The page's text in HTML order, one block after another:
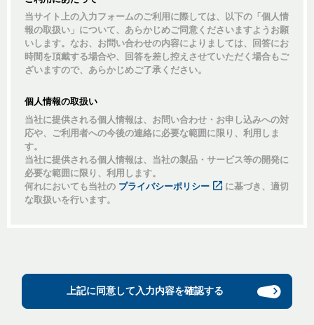
当サイト上の入力フォームのご利用に際しては、以下の「個人情
報の取扱い」について、あらかじめご同意くださいますようお願
いします。なお、お問い合わせの内容によりましては、回答にお
時間を頂戴する場合や、回答を差し控えさせていただく場合もご
ざいますので、あらかじめご了承ください。
個人情報の取扱い
当社に提供される個人情報は、お問い合わせ・お申し込みへの対
応や、ご利用者への今後の連絡に必要な範囲に限り、利用しま
す。
当社に提供される個人情報は、当社の製品・サービス等の開発に
必要な範囲に限り、利用します。
何れにおいても当社の プライバシーポリシー
に基づき、適切
な取扱いを行います。